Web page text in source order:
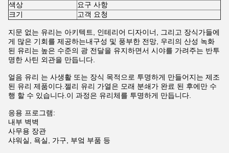
색상
요구 사항
크기
고객 요청
지문 없는 유리는 아키텍트, 인테리어 디자이너, 그리고 장식가들에
게 많은 기회를 제공하는내구성 및 풍부한 전망, 우리의 산성 녹화
된 유리는 높은 수준의 광 전달을 유지하면서 시야를 가려주는 반투
명한 사틴 외관을 만듭니다.
얼음 유리 는 사생활 또는 장식 목적으로 투명하게 만들어지는 제조
된 유리 제품이다.젤리 유리 가열은 모래 분쇄가 완료 된 후에만 수
행 할 수 있습니다.이 과정은 유리체를 투명하게 만듭니다.
응용 프로그램:
내부 벽벽
사무용 장관
샤워실, 욕실, 가구, 부엌 부품 등